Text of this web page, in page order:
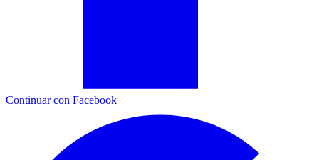
Continuar con Facebook